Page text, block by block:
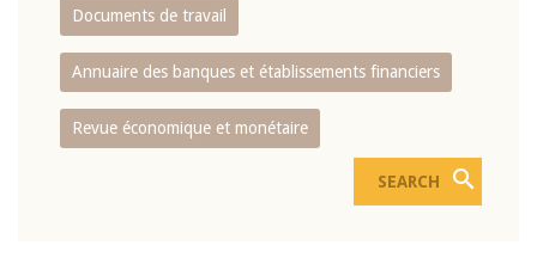
Documents de travail
Annuaire des banques et établissements financiers
Revue économique et monétaire